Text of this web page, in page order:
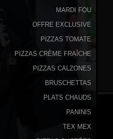
MARDI FOU
OFFRE EXCLUSIVE
PIZZAS TOMATE
PIZZAS CRÈME FRAÎCHE
PIZZAS CALZONES
BRUSCHETTAS
PLATS CHAUDS
PANINIS
TEX MEX